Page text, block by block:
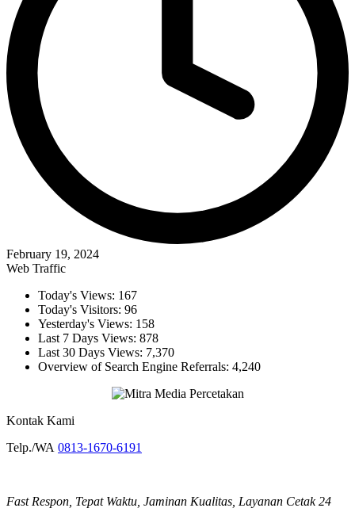
February 19, 2024
Web Traffic
Today's Views: 167
Today's Visitors: 96
Yesterday's Views: 158
Last 7 Days Views: 878
Last 30 Days Views: 7,370
Overview of Search Engine Referrals: 4,240
Kontak Kami
Telp./WA 0813-1670-6191
Fast Respon, Tepat Waktu, Jaminan Kualitas, Layanan Cetak 24